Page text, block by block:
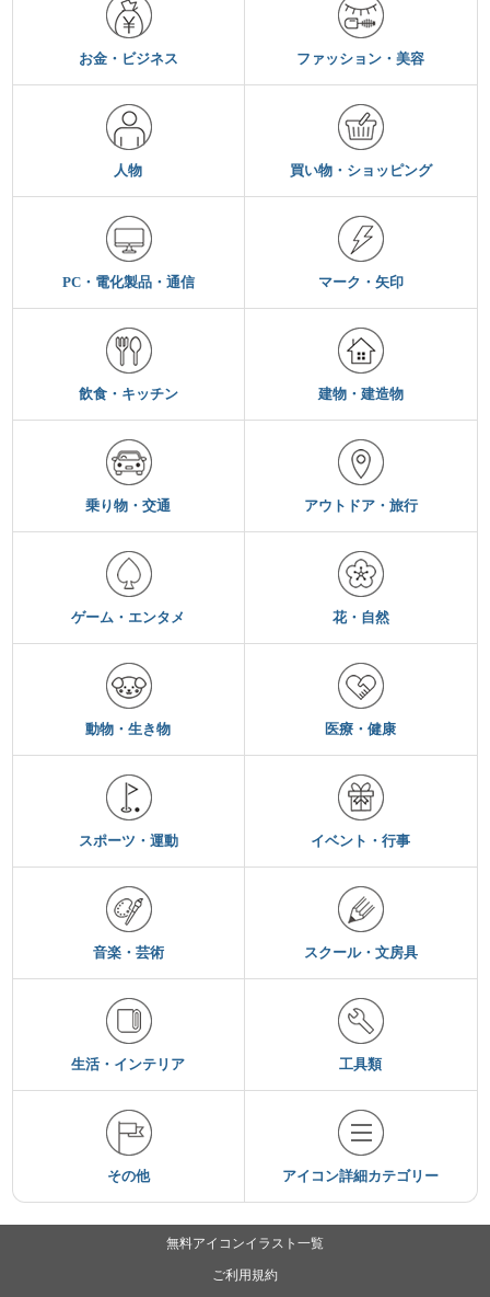
お金・ビジネス ファッション・美容
人物 買い物・ショッピング
PC・電化製品・通信 マーク・矢印
飲食・キッチン 建物・建造物
乗り物・交通 アウトドア・旅行
ゲーム・エンタメ 花・自然
動物・生き物 医療・健康
スポーツ・運動 イベント・行事
音楽・芸術 スクール・文房具
生活・インテリア 工具類
その他 アイコン詳細カテゴリー
無料アイコンイラスト一覧
ご利用規約